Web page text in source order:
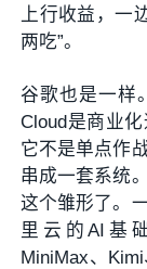
上行收益，一
两吃”。
谷歌也是一样
Cloud是商业
它不是单点作
串成一套系统
这个雏形了。
里云的AI基
MiniMax、